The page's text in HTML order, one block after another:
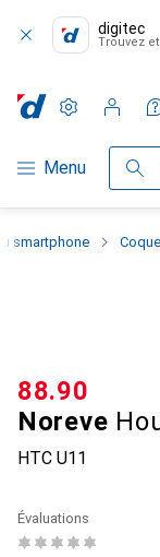
digitec
Trouvez
Navigation par
Menu
Paramètres
Compte client
Listes de
Listes
Panier
smartphone
Noreve
HTC U11
CHF
88.90
Évaluations